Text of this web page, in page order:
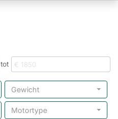
tot
Gewicht
Motortype